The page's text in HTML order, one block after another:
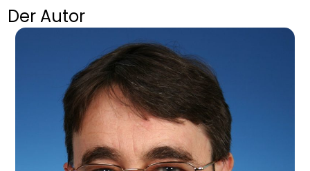
Der Autor